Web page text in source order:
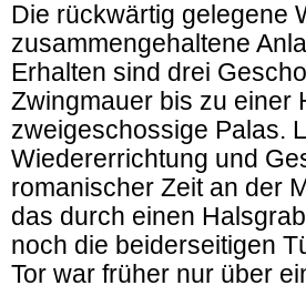
Die rückwärtig gelegene
zusammengehaltene
Erhalten sind drei
Zwingmauer bis zu einer
zweigeschossige Palas.
Wiedererrichtung und
romanischer Zeit an der
das durch einen
noch die beiderseitigen
Tor war früher nur über